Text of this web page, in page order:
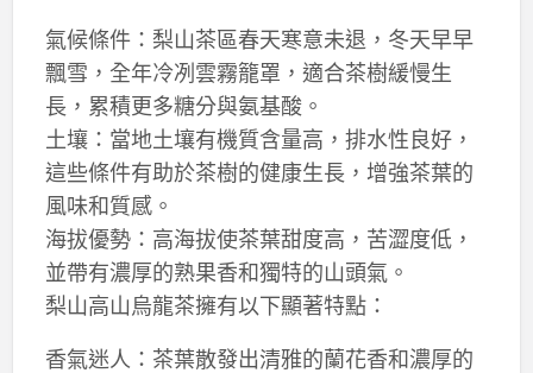
氣候條件：梨山茶區春天寒意未退，冬天早早
飄雪，全年冷冽雲霧籠罩，適合茶樹緩慢生
長，累積更多糖分與氨基酸。
土壤：當地土壤有機質含量高，排水性良好，
這些條件有助於茶樹的健康生長，增強茶葉的
風味和質感。
海拔優勢：高海拔使茶葉甜度高，苦澀度低，
並帶有濃厚的熟果香和獨特的山頭氣。
梨山高山烏龍茶擁有以下顯著特點：
香氣迷人：茶葉散發出清雅的蘭花香和濃厚的